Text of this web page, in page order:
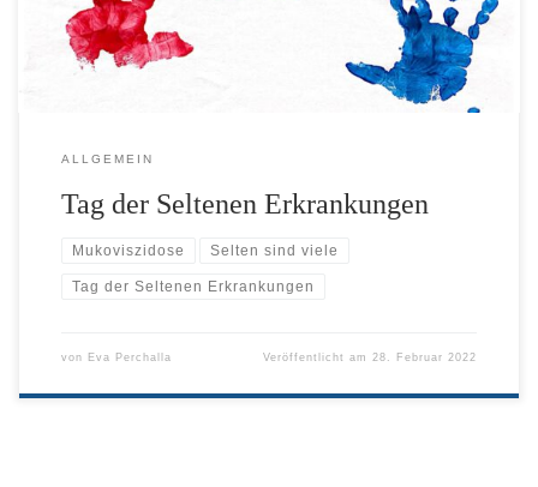
ALLGEMEIN
Tag der Seltenen Erkrankungen
Mukoviszidose Selten sind viele
Tag der Seltenen Erkrankungen
von Eva Perchalla Veröffentlicht am 28. Februar 2022